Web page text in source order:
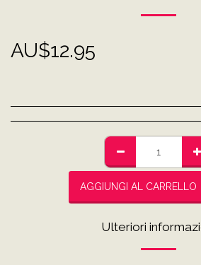
AU$12.95
AGGIUNGI AL CARRELLO
Ulteriori